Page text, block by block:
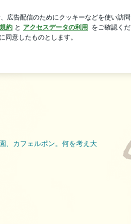
新規登録
、カフェルポン。何を考え大